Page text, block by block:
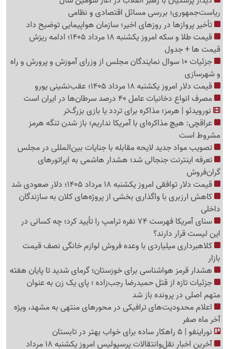
ریاست‌جمهوری؛ بررسی مسائل اقتصادی و نظامی
تأخیر پروازها در روزهای اخیر؛ سازمان هواپیمایی توضیح داد
قیمت طلا و سکه امروز یکشنبه 18 مرداد 1405؛ ادامه ریزش
قیمت ها + جدول
جزئیات 10 سوال نمایندگان مجلس از وزرای آموزش و پرورش و راه
و شهرسازی
قیمت دلار امروز یکشنبه 18 مرداد 1405؛ عقب‌نشینی یورو
مصرف انواع دخانیات عامل 40 درصد سرطان‌ها در ایران است
نورویدئو | هرمز؛ مذاکره برای تردد یا بازی بزرگ‌تر
عراقچی: هیچ مذاکره‌ای با آمریکا نداریم؛ باز شدن تنگه هرمز
مشروط است
تصویب مواد جدید لایحه مقابله با جنایات بین‌المللی در مجلس
تعرفه اینترنت جنجالی شد؛ هشدار هاشمی به اپراتورهای
گرا‌ن‌فروش
قیمت دلار توافقی امروز یکشنبه 18 مرداد 1405؛ دلار صعودی شد
کاهش ارزبری با واگذاری بخشی از پروژه‌های کلان به سازندگان
داخلی
سنای آمریکا فهرست 74 نفره ترامپ را تأیید کرد؛ چه کسانی در
این لیست قرار دارند؟
کلاهبرداری میلیاردی با وعده فروش لوازم خانگی نصف قیمت
بازار
هشدار قرمز هواشناسی برای خوزستان؛ گرمای شدید تا پایان هفته
جزئیات تازه از قتل حمیدرضا رجب‌زاده ؛ پای یک زن به عنوان
متهم اصلی در پرونده باز شد
اعلام محدودیت‌های ترافیکی در محورهای منتهی به مشهد، ویژه
آخر ماه صفر
نوراینفو | 5 راهکار ساده برای خواب بهتر در تابستان
آخرین اخبار نقل‌وانتقالات پرسپولیس امروز یکشنبه 18 مرداد